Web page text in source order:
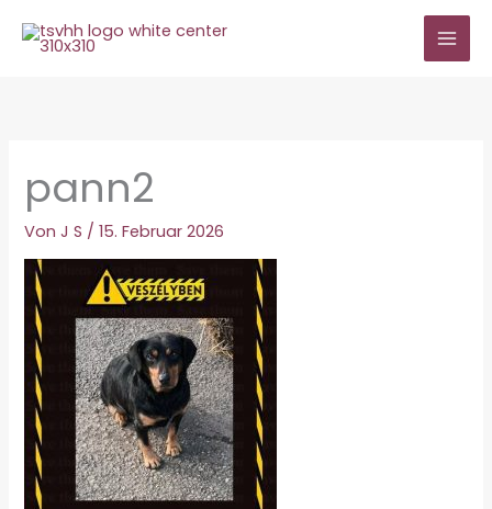
Inhalt
pann2
VonJ S /15. Februar 2026